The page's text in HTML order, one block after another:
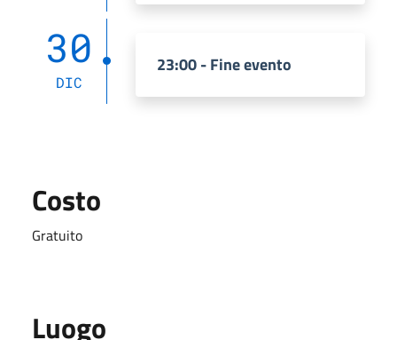
30
DIC
23:00 - Fine evento
Costo
Gratuito
Luogo